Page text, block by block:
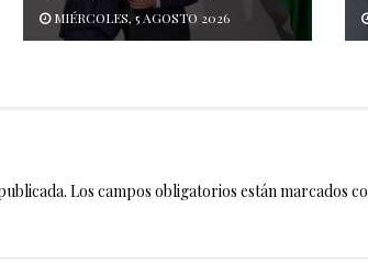
MIÉRCOLES, 5 AGOSTO 2026
Los campos obligatorios están marcados